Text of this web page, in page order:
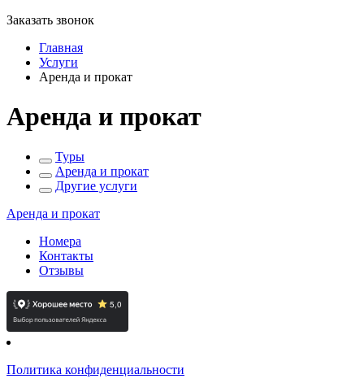
Заказать звонок
Главная
Услуги
Аренда и прокат
Аренда и прокат
Туры
Аренда и прокат
Другие услуги
Аренда и прокат
Номера
Контакты
Отзывы
Политика конфиденциальности